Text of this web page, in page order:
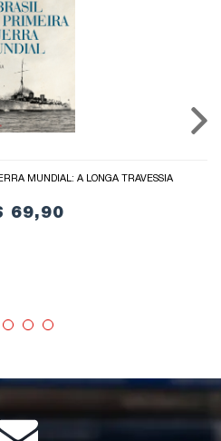
MUNDIAL: A LONGA TRAVESSIA
69,90